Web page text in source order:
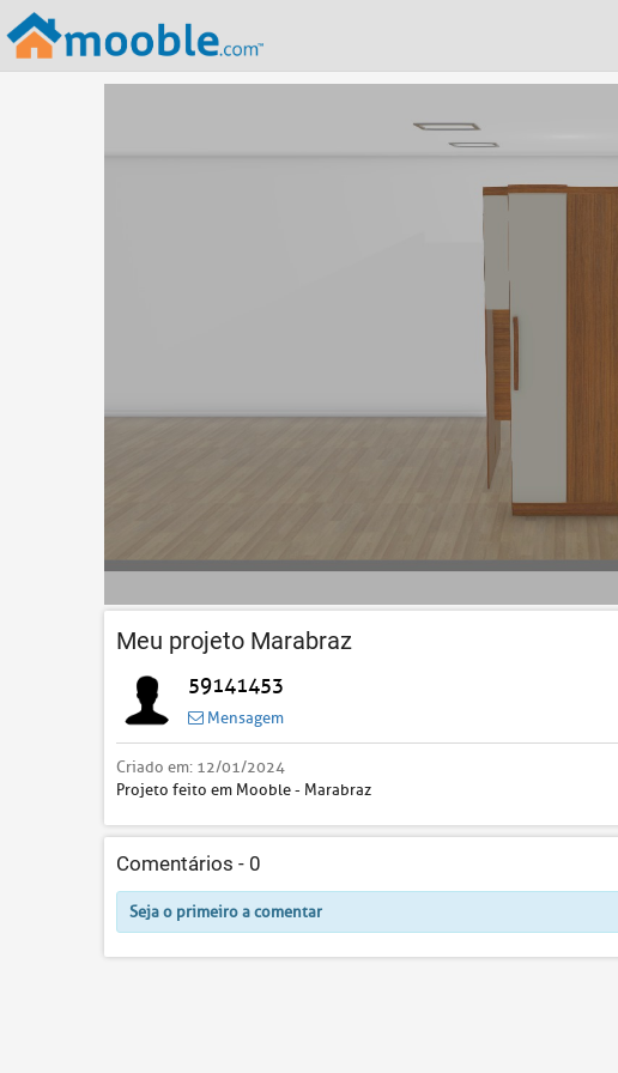
Meu projeto Marabraz
59141453
Mensagem
Criado em: 12/01/2024
Projeto feito em Mooble - Marabraz
Comentários - 0
Seja o primeiro a comentar